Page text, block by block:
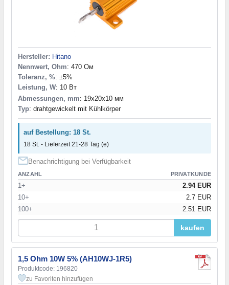
Hersteller: Hitano
Nennwert, Ohm: 470 Ом
Toleranz, %: ±5%
Leistung, W: 10 Вт
Abmessungen, mm: 19x20x10 мм
Typ: drahtgewickelt mit Kühlkörper
auf Bestellung: 18 St.
18 St. - Lieferzeit 21-28 Tag (e)
Benachrichtigung bei Verfügbarkeit
ANZAHL PRIVATKUNDE
1+
2.94 EUR
10+
2.7 EUR
100+
2.51 EUR
kaufen
1,5 Ohm 10W 5% (AH10WJ-1R5)
Produktcode: 196820
zu Favoriten hinzufügen